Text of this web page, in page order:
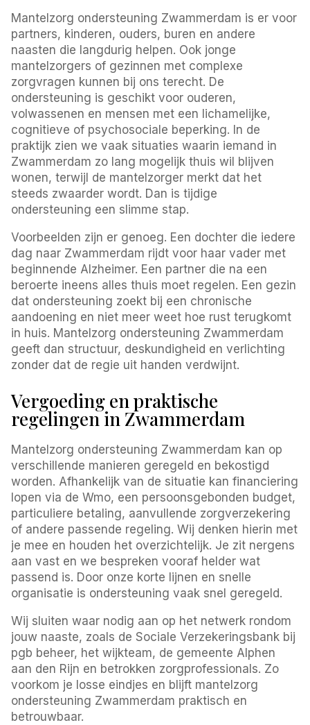
Mantelzorg ondersteuning Zwammerdam is er voor
partners, kinderen, ouders, buren en andere
naasten die langdurig helpen. Ook jonge
mantelzorgers of gezinnen met complexe
zorgvragen kunnen bij ons terecht. De
ondersteuning is geschikt voor ouderen,
volwassenen en mensen met een lichamelijke,
cognitieve of psychosociale beperking. In de
praktijk zien we vaak situaties waarin iemand in
Zwammerdam zo lang mogelijk thuis wil blijven
wonen, terwijl de mantelzorger merkt dat het
steeds zwaarder wordt. Dan is tijdige
ondersteuning een slimme stap.
Voorbeelden zijn er genoeg. Een dochter die iedere
dag naar Zwammerdam rijdt voor haar vader met
beginnende Alzheimer. Een partner die na een
beroerte ineens alles thuis moet regelen. Een gezin
dat ondersteuning zoekt bij een chronische
aandoening en niet meer weet hoe rust terugkomt
in huis. Mantelzorg ondersteuning Zwammerdam
geeft dan structuur, deskundigheid en verlichting
zonder dat de regie uit handen verdwijnt.
Vergoeding en praktische
regelingen in Zwammerdam
Mantelzorg ondersteuning Zwammerdam kan op
verschillende manieren geregeld en bekostigd
worden. Afhankelijk van de situatie kan financiering
lopen via de Wmo, een persoonsgebonden budget,
particuliere betaling, aanvullende zorgverzekering
of andere passende regeling. Wij denken hierin met
je mee en houden het overzichtelijk. Je zit nergens
aan vast en we bespreken vooraf helder wat
passend is. Door onze korte lijnen en snelle
organisatie is ondersteuning vaak snel geregeld.
Wij sluiten waar nodig aan op het netwerk rondom
jouw naaste, zoals de Sociale Verzekeringsbank bij
pgb beheer, het wijkteam, de gemeente Alphen
aan den Rijn en betrokken zorgprofessionals. Zo
voorkom je losse eindjes en blijft mantelzorg
ondersteuning Zwammerdam praktisch en
betrouwbaar.